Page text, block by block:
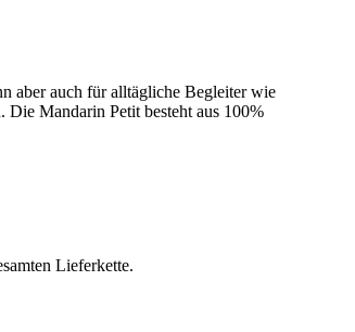
aber auch für alltägliche Begleiter wie
Die Mandarin Petit besteht aus 100%
Lieferkette.